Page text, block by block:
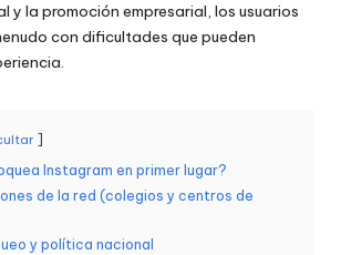
y la promoción empresarial, los usuarios
con dificultades que pueden
Instagram en primer lugar?
de la red (colegios y centros de
y política nacional